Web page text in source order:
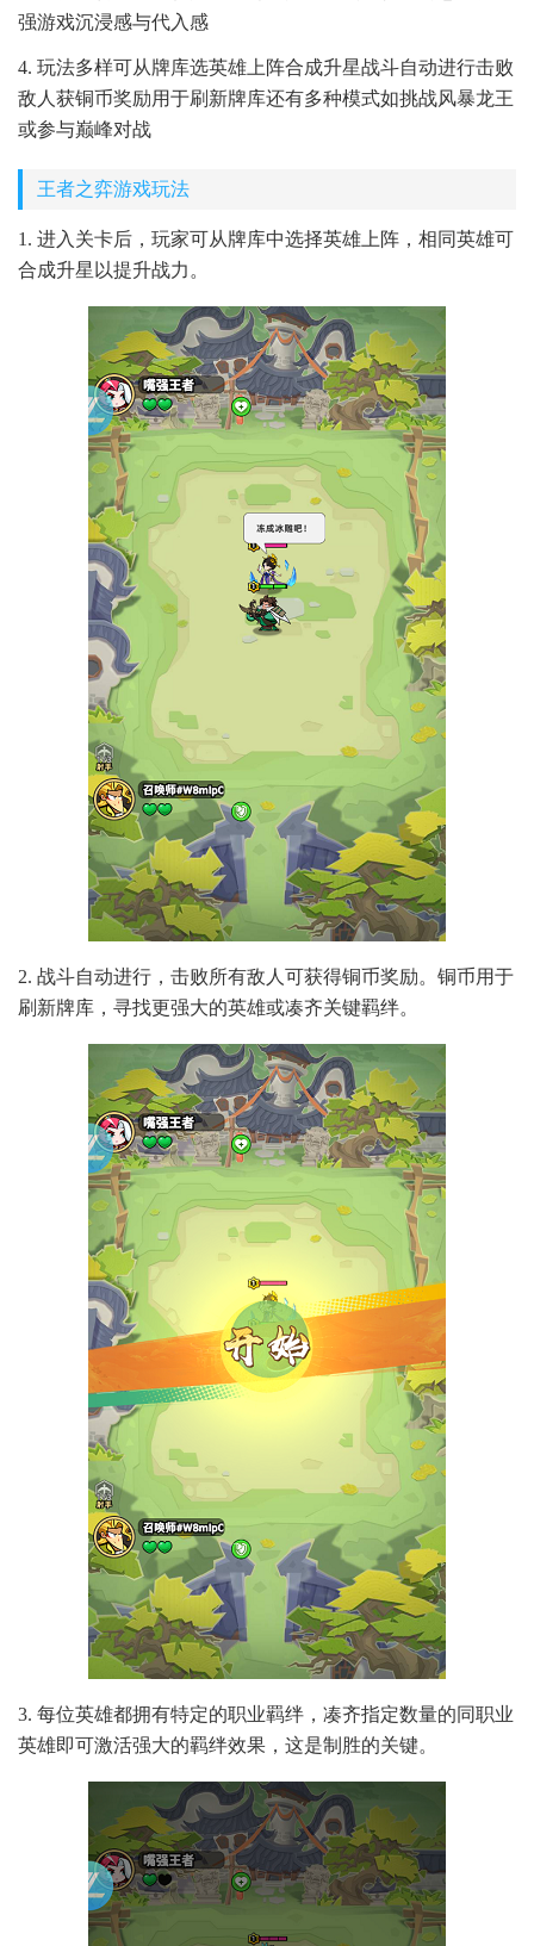
强游戏沉浸感与代入感
4. 玩法多样可从牌库选英雄上阵合成升星战斗自动进行击败
敌人获铜币奖励用于刷新牌库还有多种模式如挑战风暴龙王
或参与巅峰对战
王者之弈游戏玩法
1. 进入关卡后，玩家可从牌库中选择英雄上阵，相同英雄可
合成升星以提升战力。
2. 战斗自动进行，击败所有敌人可获得铜币奖励。铜币用于
刷新牌库，寻找更强大的英雄或凑齐关键羁绊。
3. 每位英雄都拥有特定的职业羁绊，凑齐指定数量的同职业
英雄即可激活强大的羁绊效果，这是制胜的关键。